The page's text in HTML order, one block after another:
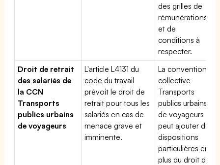
des grilles de
rémunérations
et de
conditions à
respecter.
Droit de retrait
des salariés de
la CCN
Transports
publics urbains
de voyageurs
L'article L4131 du
code du travail
prévoit le droit de
retrait pour tous les
salariés en cas de
menace grave et
imminente.
La convention
collective
Transports
publics urbains
de voyageurs
peut ajouter des
dispositions
particulières en
plus du droit du